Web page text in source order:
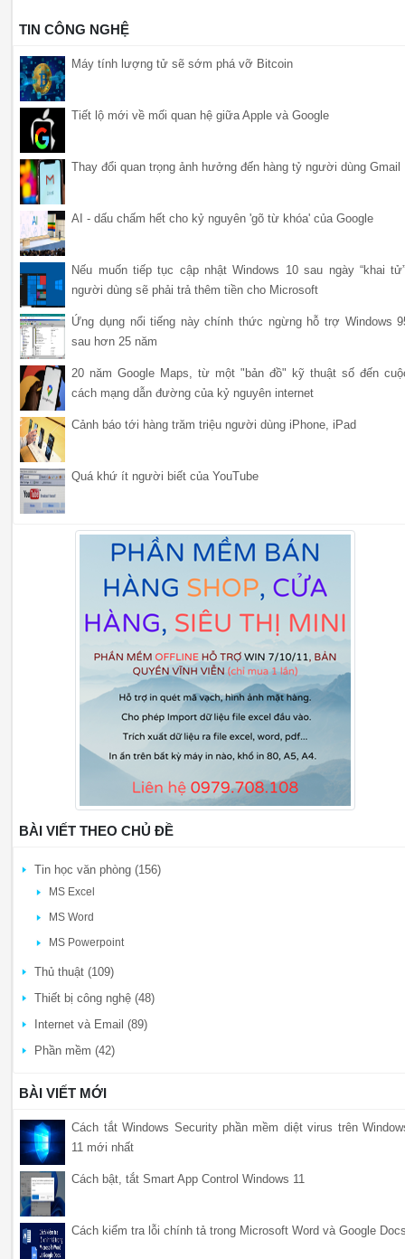
TIN CÔNG NGHỆ
Máy tính lượng tử sẽ sớm phá vỡ Bitcoin
Tiết lộ mới về mối quan hệ giữa Apple và Google
Thay đổi quan trọng ảnh hưởng đến hàng tỷ người dùng Gmail
AI - dấu chấm hết cho kỷ nguyên 'gõ từ khóa' của Google
Nếu muốn tiếp tục cập nhật Windows 10 sau ngày “khai
người dùng sẽ phải trả thêm tiền cho Microsoft
Ứng dụng nổi tiếng này chính thức ngừng hỗ trợ Windows
sau hơn 25 năm
20 năm Google Maps, từ một "bản đồ" kỹ thuật số đến
cách mạng dẫn đường của kỷ nguyên internet
Cảnh báo tới hàng trăm triệu người dùng iPhone, iPad
Quá khứ ít người biết của YouTube
BÀI VIẾT THEO CHỦ ĐỀ
Tin học văn phòng (156)
MS Excel
MS Word
MS Powerpoint
Thủ thuật (109)
Thiết bị công nghệ (48)
Internet và Email (89)
Phần mềm (42)
BÀI VIẾT MỚI
Cách tắt Windows Security phần mềm diệt virus trên
11 mới nhất
Cách bật, tắt Smart App Control Windows 11
Cách kiểm tra lỗi chính tả trong Microsoft Word và Google